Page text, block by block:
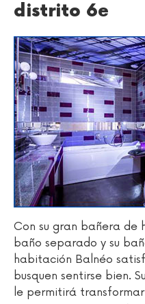
distrito 6e
Con su gran bañera de
baño separado y su
habitación Balnéo
busquen sentirse bien.
le permitirá